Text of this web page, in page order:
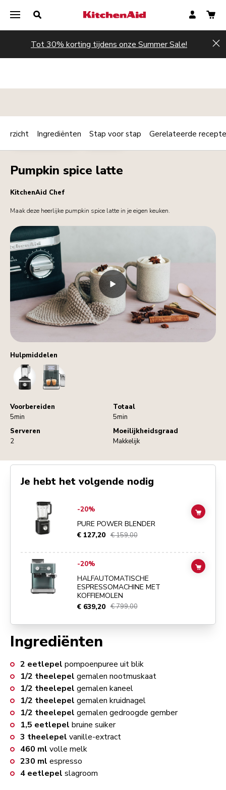
Tot 30% korting tijdens onze Summer Sale!
Hulpmiddelen
BlenderCoffeeMachine
Voorbereiden
5min
Totaal
5min
Serveren
2
Moeilijkheidsgraad
Makkelijk
ONTBIJT / BRUNCH DRANKJES Print
Share
Pumpkin spice latte
KitchenAid Chef
Maak deze heerlijke pumpkin spice latte in je eigen keuken.
Ingrediënten Stap voor stap Gerelateerde
Ingrediënten
2 eetlepel pompoenpuree uit blik
1/2 theelepel gemalen nootmuskaat
1/2 theelepel gemalen kaneel
1/2 theelepel gemalen kruidnagel
1/2 theelepel gemalen gedroogde gember
1,5 eetlepel bruine suiker
3 theelepel vanille-extract
460 ml volle melk
230 ml espresso
4 eetlepel slagroom
Je hebt het volgende nodig
Go toPure Power Blender
-20%
PURE POWER BLENDER
€ 127,20 € 159,00
ADD
Go toHalfautomatische espressomachine met koffiemolendetails
-20%
HALFAUTOMATISCHE
ESPRESSOMACHINE MET
KOFFIEMOLEN
€ 639,20 € 799,00
ADD